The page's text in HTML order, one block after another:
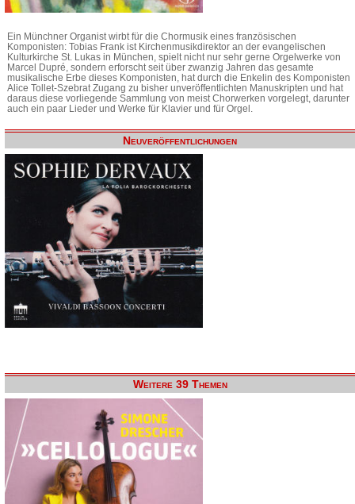
Ein Münchner Organist wirbt für die Chormusik eines französischen
Komponisten: Tobias Frank ist Kirchenmusikdirektor an der evangelischen
Kulturkirche St. Lukas in München, spielt nicht nur sehr gerne Orgelwerke von
Marcel Dupré, sondern erforscht seit über zwanzig Jahren das gesamte
musikalische Erbe dieses Komponisten, hat durch die Enkelin des Komponisten
Alice Tollet-Szebrat Zugang zu bisher unveröffentlichten Manuskripten und hat
daraus diese vorliegende Sammlung von meist Chorwerken vorgelegt, darunter
auch ein paar Lieder und Werke für Klavier und für Orgel.
Neuveröffentlichungen
Weitere 39 Themen